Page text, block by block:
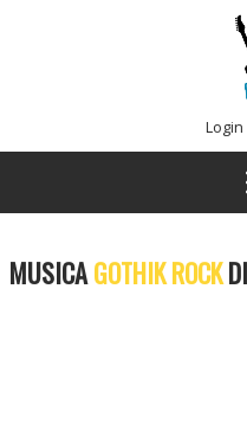
Login
MUSICAGOTHIK ROCK